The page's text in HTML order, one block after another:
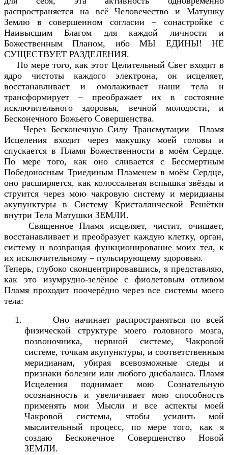
распространяется на всё Человечество и Матушку
Землю в совершенном согласии – сонастройке с
Наивысшим Благом для каждой личности и
Божественным Планом, ибо МЫ ЕДИНЫ! НЕ
СУЩЕСТВУЕТ РАЗДЕЛЕНИЯ.
По мере того, как этот Целительный Свет входит в
ядро чистоты каждого электрона, он исцеляет,
восстанавливает и омолаживает наши тела и
трансформирует – преображает их в состояние
исключительного здоровья, вечной молодости, и
Бесконечного Божьего Совершенства.
Через Бесконечную Силу Трансмутации Пламя
Исцеления входит через макушку моей головы и
спускается в Пламя Божественности в моём Сердце.
По мере того, как оно сливается с Бессмертным
Победоносным Триединым Пламенем в моём Сердце,
оно расширяется, как колоссальная вспышка звёзды и
струится через мою чакровую систему и меридианы
акупунктуры в Систему Кристаллической Решётки
внутри Тела Матушки ЗЕМЛИ.
Священное Пламя исцеляет, чистит, очищает,
восстанавливает и преобразует каждую клетку, орган,
систему и возвращая функционирование моих тел, к
их исключительному – пульсирующему здоровью.
Теперь, глубоко сконцентрировавшись, я представляю,
как это изумрудно-зелёное с фиолетовым отливом
Пламя проходит поочерёдно через все системы моего
тела:
Оно начинает распространяться по всей
физической структуре моего головного мозга,
позвоночника, нервной системе, Чакровой
системе, точкам акупунктуры, и соответственным
меридианам, убирая всевозможные следы и
признаки болезни или любого дисбаланса. Пламя
Исцеления поднимает мою Сознательную
осознанность и увеличивает мою способность
применять мои Мысли и все аспекты моей
Чакровой системы, чтобы усилить мой
мыслительный процесс, по мере того, как я
создаю Бесконечное Совершенство Новой
ЗЕМЛИ.